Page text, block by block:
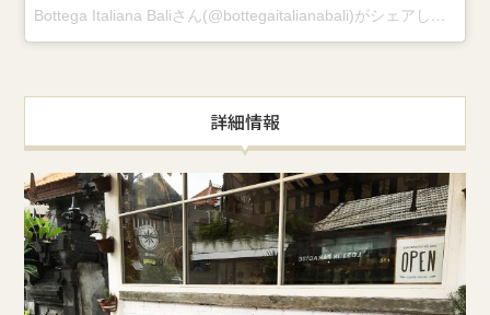
Bottega Italiana Baliさん(@bottegaitalianabali)がシェアした投稿
詳細情報